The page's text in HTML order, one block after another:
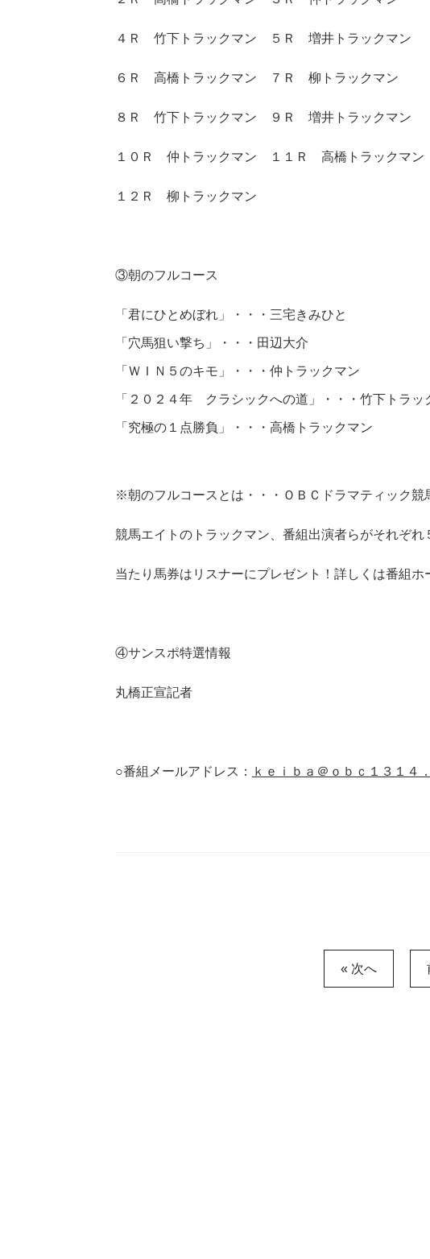
４Ｒ 竹下トラックマン ５Ｒ 増井トラックマン
６Ｒ 高橋トラックマン ７Ｒ 柳トラックマン
８Ｒ 竹下トラックマン ９Ｒ 増井トラックマン
１０Ｒ 仲トラックマン １１Ｒ 高橋トラックマン
１２Ｒ 柳トラックマン
③朝のフルコース
「君にひとめぼれ」・・・三宅きみひと
「穴馬狙い撃ち」・・・田辺大介
「ＷＩＮ５のキモ」・・・仲トラックマン
「２０２４年 クラシックへの道」・・・竹下トラッ
「究極の１点勝負」・・・高橋トラックマン
※朝のフルコースとは・・・ＯＢＣドラマティック競
競馬エイトのトラックマン、番組出演者らがそれぞれ
当たり馬券はリスナーにプレゼント！詳しくは番組ホ
④サンスポ特選情報
丸橋正宣記者
○番組メールアドレス： ｋｅｉｂａ＠ｏｂｃ１３１４
« 次へ